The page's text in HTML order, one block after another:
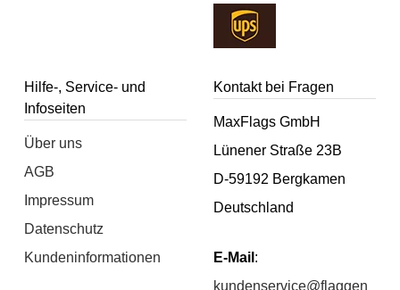
Hilfe-, Service- und
Infoseiten
Über uns
AGB
Impressum
Datenschutz
Kundeninformationen
Kontakt bei Fragen
MaxFlags GmbH
Lünener Straße 23B
D-59192 Bergkamen
Deutschland
E-Mail :
kundenservice@flaggen